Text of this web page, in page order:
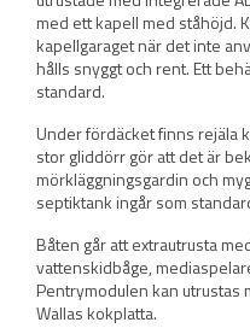
med ett kapell med ståhöjd.
kapellgaraget när det inte
hålls snyggt och rent. Ett
standard.
Under fördäcket finns rejäla
stor gliddörr gör att det är
mörkläggningsgardin och
septiktank ingår som
Båten går att extrautrusta
vattenskidbåge,
Pentrymodulen kan utrustas
Wallas kokplatta.